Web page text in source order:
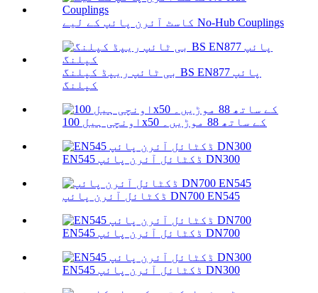
کاسٹ آئرن پائپ کے لیے No-Hub Couplings
بی ٹائپ ریپڈ کپلنگ BS EN877 پائپ
کپلنگ
اونچی ہیل 100х50 کے ساتھ 88 موڑیں۔
EN545 ڈکٹائل آئرن پائپ DN300
ڈکٹائل آئرن پائپ DN700 EN545
EN545 ڈکٹائل آئرن پائپ DN700
EN545 ڈکٹائل آئرن پائپ DN300